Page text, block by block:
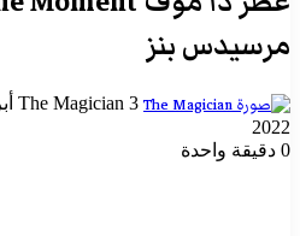
مرسيدس بنز
The Magician
أرسل3 أبريل، 2022
2022
0 دقيقة واحدة